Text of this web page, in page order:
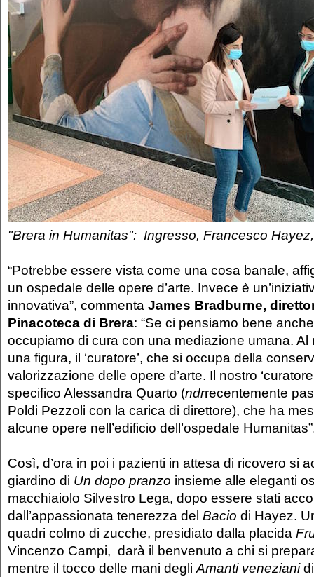
"Brera in Humanitas": Ingresso, Francesco
“Potrebbe essere vista come una cosa banale,
un ospedale delle opere d’arte. Invece è
innovativa”, commenta James Bradburne,
Pinacoteca di Brera: “Se ci pensiamo bene
occupiamo di cura con una mediazione umana. Al
una figura, il ‘curatore’, che si occupa della
valorizzazione delle opere d’arte. Il nostro
specifico Alessandra Quarto (ndrrecentemente
Poldi Pezzoli con la carica di direttore), che ha
alcune opere nell’edificio dell’ospedale
Così, d’ora in poi i pazienti in attesa di ricovero si
giardino di Un dopo pranzo insieme alle eleganti
macchiaiolo Silvestro Lega, dopo essere stati
dall’appassionata tenerezza del Bacio di Hayez.
quadri colmo di zucche, presidiato dalla placida
Vincenzo Campi, darà il benvenuto a chi si
mentre il tocco delle mani degli Amanti venezianidi